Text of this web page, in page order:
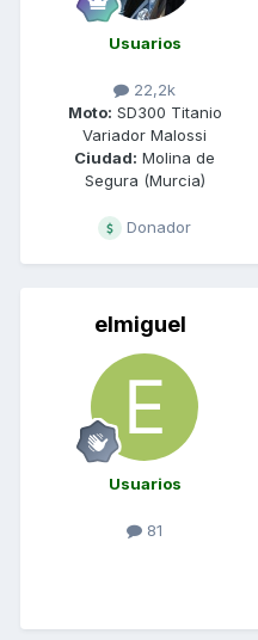
Usuarios
22,2k
Moto: SD300 Titanio
Variador Malossi
Ciudad: Molina de
Segura (Murcia)
Donador
elmiguel
Usuarios
81